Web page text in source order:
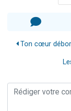
Ton cœur